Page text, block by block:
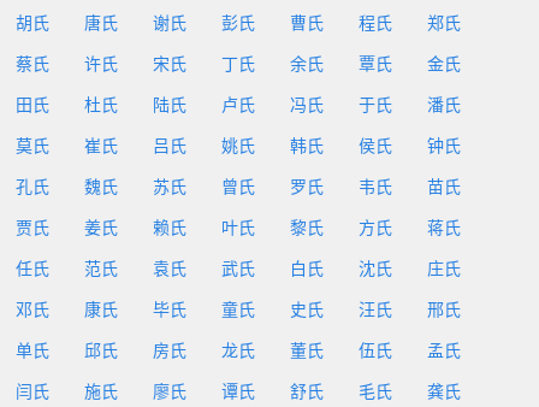
胡氏 唐氏 谢氏 彭氏 曹氏 程氏 郑氏
蔡氏 许氏 宋氏 丁氏 余氏 覃氏 金氏
田氏 杜氏 陆氏 卢氏 冯氏 于氏 潘氏
莫氏 崔氏 吕氏 姚氏 韩氏 侯氏 钟氏
孔氏 魏氏 苏氏 曾氏 罗氏 韦氏 苗氏
贾氏 姜氏 赖氏 叶氏 黎氏 方氏 蒋氏
任氏 范氏 袁氏 武氏 白氏 沈氏 庄氏
邓氏 康氏 毕氏 童氏 史氏 汪氏 邢氏
单氏 邱氏 房氏 龙氏 董氏 伍氏 孟氏
闫氏 施氏 廖氏 谭氏 舒氏 毛氏 龚氏